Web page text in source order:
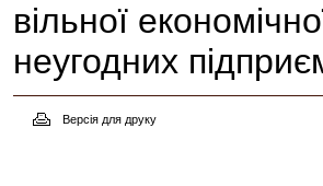
вільної
неугодних
Версія для друку